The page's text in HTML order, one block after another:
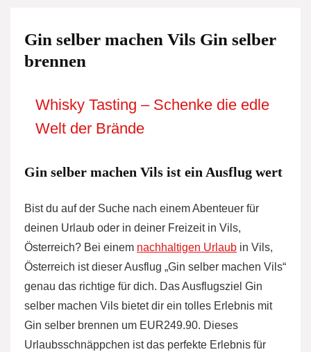
Gin selber machen Vils Gin selber
brennen
Whisky Tasting – Schenke die edle
Welt der Brände
Gin selber machen Vils ist ein Ausflug wert
Bist du auf der Suche nach einem Abenteuer für
deinen Urlaub oder in deiner Freizeit in Vils,
Österreich? Bei einem nachhaltigen Urlaub in Vils,
Österreich ist dieser Ausflug „Gin selber machen Vils“
genau das richtige für dich. Das Ausflugsziel Gin
selber machen Vils bietet dir ein tolles Erlebnis mit
Gin selber brennen um EUR249.90. Dieses
Urlaubsschnäppchen ist das perfekte Erlebnis für